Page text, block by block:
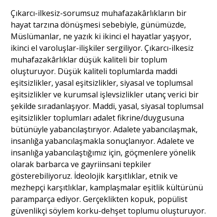
Çıkarcı-ilkesiz-sorumsuz muhafazakârlıkların bir
hayat tarzına dönüşmesi sebebiyle, günümüzde,
Müslümanlar, ne yazık ki ikinci el hayatlar yaşıyor,
ikinci el varoluşlar-ilişkiler sergiliyor. Çıkarcı-ilkesiz
muhafazakârlıklar düşük kaliteli bir toplum
oluşturuyor. Düşük kaliteli toplumlarda maddi
eşitsizlikler, yasal eşitsizlikler, siyasal ve toplumsal
eşitsizlikler ve kurumsal işlevsizlikler utanç verici bir
şekilde sıradanlaşıyor. Maddi, yasal, siyasal toplumsal
eşitsizlikler toplumları adalet fikrine/duygusuna
bütünüyle yabancılaştırıyor. Adalete yabancılaşmak,
insanlığa yabancılaşmakla sonuçlanıyor. Adalete ve
insanlığa yabancılaştığımız için, göçmenlere yönelik
olarak barbarca ve gayriinsani tepkiler
gösterebiliyoruz. İdeolojik karşıtlıklar, etnik ve
mezhepçi karşıtlıklar, kamplaşmalar eşitlik kültürünü
paramparça ediyor. Gerçeklikten kopuk, popülist
güvenlikçi söylem korku-dehşet toplumu oluşturuyor.